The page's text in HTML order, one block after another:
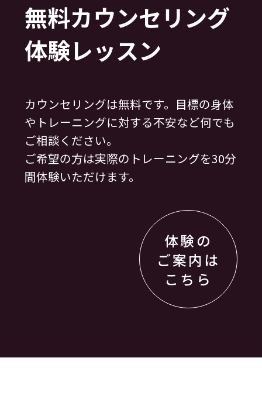
無料カウンセリング
体験レッスン
カウンセリングは無料です。目標の身体
やトレーニングに対する不安など何でも
ご相談ください。
ご希望の方は実際のトレーニングを30分
間体験いただけます。
体験の
ご案内は
こちら